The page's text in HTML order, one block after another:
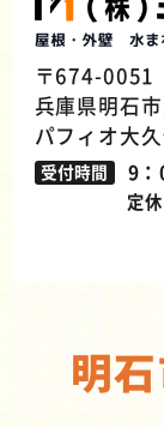
〒674-0051
兵庫県明石
パフィオ大
受付時間 9
定
明